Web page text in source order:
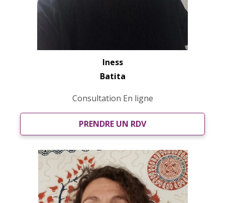
Iness
Batita
Consultation En ligne
PRENDRE UN RDV